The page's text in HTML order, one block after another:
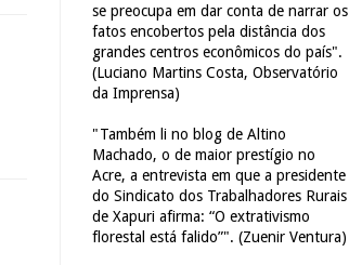
se preocupa em dar conta de narrar os
fatos encobertos pela distância dos
grandes centros econômicos do país".
(Luciano Martins Costa, Observatório
da Imprensa)
"Também li no blog de Altino
Machado, o de maior prestígio no
Acre, a entrevista em que a presidente
do Sindicato dos Trabalhadores Rurais
de Xapuri afirma: “O extrativismo
florestal está falido”". (Zuenir Ventura)